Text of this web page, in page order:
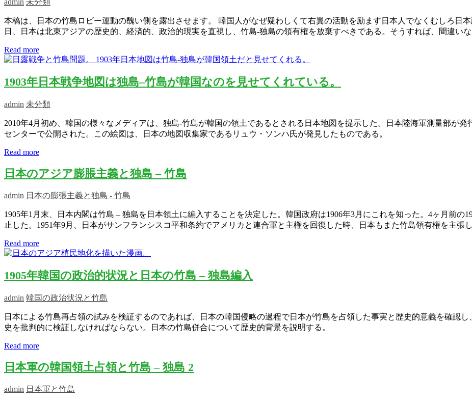
admin 未分類
本稿は、日本の竹島ロビー運動の醜い側を露出させます。 韓国人がなぜ疑わしくて右翼の活動を励ます日本人でなくむしろ日
日、日本は北東アジアの歴史的、経済的、政治的現実を直視し、竹島-独島の領有権を放棄すべきである。そうすれば、間違い
Read more
1903年日本戦争地図は独島–竹島が韓国なのを見せてくれている。
admin 未分類
2010年4月初め、韓国の様々なメディアは、独島-竹島が韓国の領土であるとされる日本地図を提示した。日本陸海軍測量部が
センターで公開された。この絵図は、日本の地図収集家であるリュウ・ソンハ氏が発見したものである。
Read more
日本のアジア膨脹主義と独島 – 竹島
admin 日本の膨張主義と独島 - 竹島
1905年1月末、日本内閣は竹島 – 独島を日本領土に編入することを決定した。韓国政府は1906年3月にこれを知った。4ヶ月前の
止した。1951年9月、日本がサンフランシスコ平和条約でアメリカと連合軍と主権を回復した時、日本もまた竹島領有権を主張し
Read more
1905年韓国の政治的状況と日本の竹島 – 独島編入
admin 韓国の政治状況と竹島
日本による竹島再占領の試みを検証するのであれば、日本の韓国侵略の過程で日本が竹島を占領した事実と歴史的意義を確認
史を批判的に検証しなければならない。日本の竹島併合について歴史的背景を説明する。
Read more
日本軍の韓国領土占領と竹島 – 独島 2
admin 日本軍と竹島